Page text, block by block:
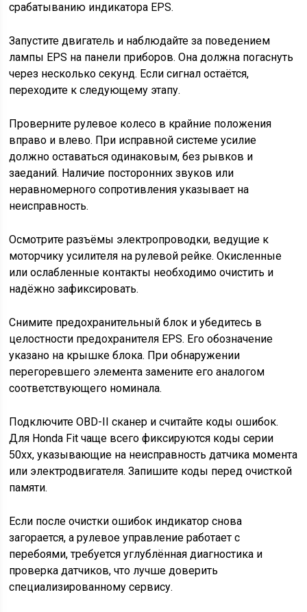
срабатыванию индикатора EPS.
Запустите двигатель и наблюдайте за поведением
лампы EPS на панели приборов. Она должна погаснуть
через несколько секунд. Если сигнал остаётся,
переходите к следующему этапу.
Проверните рулевое колесо в крайние положения
вправо и влево. При исправной системе усилие
должно оставаться одинаковым, без рывков и
заеданий. Наличие посторонних звуков или
неравномерного сопротивления указывает на
неисправность.
Осмотрите разъёмы электропроводки, ведущие к
моторчику усилителя на рулевой рейке. Окисленные
или ослабленные контакты необходимо очистить и
надёжно зафиксировать.
Снимите предохранительный блок и убедитесь в
целостности предохранителя EPS. Его обозначение
указано на крышке блока. При обнаружении
перегоревшего элемента замените его аналогом
соответствующего номинала.
Подключите OBD-II сканер и считайте коды ошибок.
Для Honda Fit чаще всего фиксируются коды серии
50xx, указывающие на неисправность датчика момента
или электродвигателя. Запишите коды перед очисткой
памяти.
Если после очистки ошибок индикатор снова
загорается, а рулевое управление работает с
перебоями, требуется углублённая диагностика и
проверка датчиков, что лучше доверить
специализированному сервису.